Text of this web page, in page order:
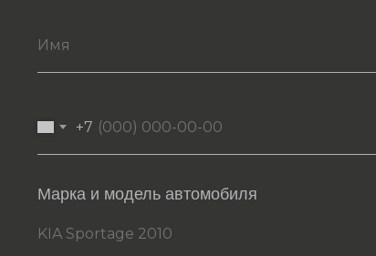
+7
Марка и модель автомобиля